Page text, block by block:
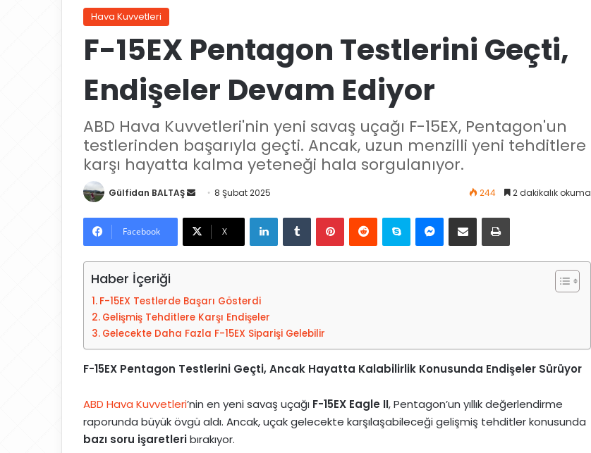
Hava Kuvvetleri
F-15EX Pentagon Testlerini Geçti,
Endişeler Devam Ediyor
ABD Hava Kuvvetleri'nin yeni savaş uçağı F-15EX, Pentagon'un
testlerinden başarıyla geçti. Ancak, uzun menzilli yeni tehditlere
karşı hayatta kalma yeteneği hala sorgulanıyor.
Gülfidan BALTAŞ
r
e
-
s
e
r
8 Şubat 2025 244 2 dakikalık okuma
Facebook X
LinkedIn Skype
Haber İçeriği
F-15EX Testlerde Başarı Gösterdi
Gelişmiş Tehditlere Karşı Endişeler
Gelecekte Daha Fazla F-15EX Siparişi Gelebilir
F-15EX Pentagon Testlerini Geçti, Ancak Hayatta Kalabilirlik Konusunda Endişeler Sürüyor
ABD Hava Kuvvetleri’nin en yeni savaş uçağı F-15EX Eagle II, Pentagon’un yıllık değerlendirme
raporunda büyük övgü aldı. Ancak, uçak gelecekte karşılaşabileceği gelişmiş tehditler konusunda
bazı soru işaretleribırakıyor.